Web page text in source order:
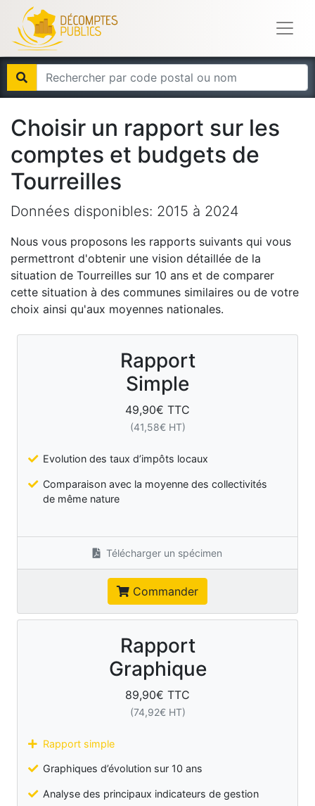
Choisir un rapport sur les
comptes et budgets de
Tourreilles
Données disponibles: 2015 à 2024
Nous vous proposons les rapports suivants qui vous
permettront d'obtenir une vision détaillée de la
situation de Tourreilles sur 10 ans et de comparer
cette situation à des communes similaires ou de votre
choix ainsi qu'aux moyennes nationales.
Rapport
Simple
49,90€ TTC
(41,58€ HT)
Evolution des taux d’impôts locaux
Comparaison avec la moyenne des collectivités
de même nature
Télécharger un spécimen
Commander
Rapport
Graphique
89,90€ TTC
(74,92€ HT)
Rapport simple
Graphiques d’évolution sur 10 ans
Analyse des principaux indicateurs de gestion